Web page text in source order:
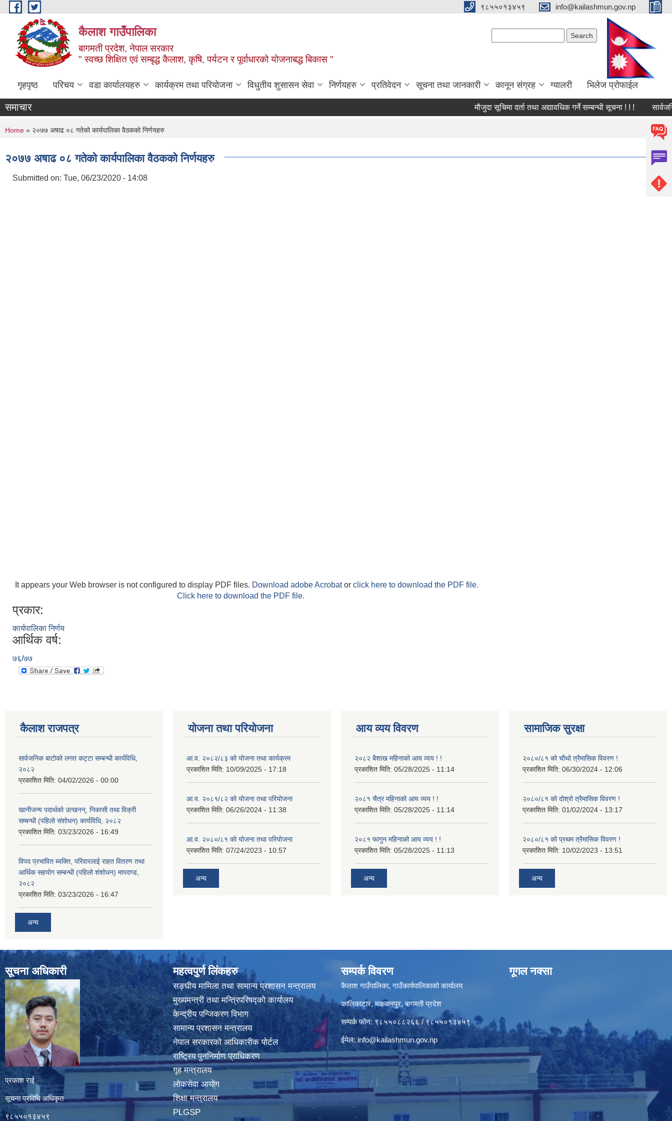
Skip to main content ९८५५०१३४५९ info@kailashmun.gov.np
कैलाश गाउँपालिका
बागमती प्रदेश, नेपाल सरकार
" स्वच्छ शिक्षित एवं सम्बृद्ध कैलाश, कृषि, पर्यटन र पूर्वाधारको योजनाबद्ध बिकास "
गृहपृष्ठ परिचय वडा कार्यालयहरु कार्यक्रम तथा परियोजना विधुतीय शुसासन सेवा निर्णयहरु प्रतिवेदन सूचना तथा जानकारी कानून संग्रह ग्यालरी भिलेज प्रोफाईल
समाचार मौजुदा सूचिमा दर्ता तथा अद्यावधिक गर्ने सम्बन्धी सूचना ! ! ! सार्वजनिक
You are here
Home » २०७७ अषाढ ०८ गतेको कार्यपालिका वैठकको निर्णयहरु
२०७७ अषाढ ०८ गतेको कार्यपालिका वैठकको निर्णयहरु
Submitted on: Tue, 06/23/2020 - 14:08
It appears your Web browser is not configured to display PDF files. Download adobe Acrobator click here to download the PDF file.
Click here to download the PDF file.
प्रकार:
कार्यपालिका निर्णय
आर्थिक वर्ष:
७६/७७
कैलाश राजपत्र
सार्वजनिक बाटोको लगत कट्टा सम्बन्धी कार्यविधि,
२०८२
प्रकाशित मिति: 04/02/2026 - 00:00
खानीजन्य पदार्थको उत्खनन्, निकासी तथा विक्री
सम्बन्धी (पहिलो संशोधन) कार्यविधि, २०८२
प्रकाशित मिति: 03/23/2026 - 16:49
विपद प्रभावित ब्यक्ति, परिवारलाई राहत वितरण तथा
आर्थिक सहयोग सम्बन्धी (पहिलो शंशोधन) मापदण्ड,
२०८२
प्रकाशित मिति: 03/23/2026 - 16:47
अन्य
योजना तथा परियोजना
आ.व. २०८२/८३ को योजना तथा कार्यक्रम
प्रकाशित मिति: 10/09/2025 - 17:18
आ.व. २०८१/८२ को योजना तथा परियोजना
प्रकाशित मिति: 06/26/2024 - 11:38
आ.व. २०८०/८१ को योजना तथा परियोजना
प्रकाशित मिति: 07/24/2023 - 10:57
अन्य
आय व्यय विवरण
२०८२ बैशाख महिनाको आय व्यय ! !
प्रकाशित मिति: 05/28/2025 - 11:14
२०८१ चैत्र महिनाको आय व्यय ! !
प्रकाशित मिति: 05/28/2025 - 11:14
२०८१ फागुन महिनाको आय व्यय ! !
प्रकाशित मिति: 05/28/2025 - 11:13
अन्य
सामाजिक सुरक्षा
२०८०/८१ को चौथो त्रैमासिक विवरण !
प्रकाशित मिति: 06/30/2024 - 12:06
२०८०/८१ को दोश्रो त्रैमासिक विवरण !
प्रकाशित मिति: 01/02/2024 - 13:17
२०८०/८१ को प्रथम त्रैमासिक विवरण !
प्रकाशित मिति: 10/02/2023 - 13:51
अन्य
सूचना अधिकारी
प्रकाश राई
सूचना प्रविधि अधिकृत
९८५५०१३४५९
महत्वपुर्ण लिंकहरु
सङ्घीय मामिला तथा सामान्य प्रशासन मन्त्रालय
मुख्यमन्त्री तथा मन्त्रिपरिषद्‍को कार्यालय
केन्द्रीय पन्जिकरण विभाग
सामान्य प्रशासन मन्त्रालय
नेपाल सरकारको आधिकारीक पोर्टल
राष्ट्रिय पुननिर्माण प्राधिकरण
गृह मन्त्रालय
लोकसेवा आयोग
शिक्षा मन्त्रालय
PLGSP
सम्पर्क विवरण
कैलाश गाउँपालिका, गाउँकार्यपालिकाको कार्यालय
कालिकाटार, मकवानपुर, बागमती प्रदेश
सम्पर्क फोन: ९८५५०८८२६६ / ९८५५०१३४५९
ईमेल:info@kailashmun.gov.np
गूगल नक्सा